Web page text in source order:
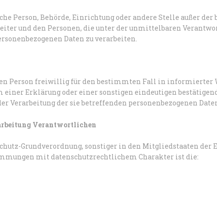
Person, Behörde, Einrichtung oder andere Stelle außer der
und den Personen, die unter der unmittelbaren
Daten zu verarbeiten.
Person freiwillig für den bestimmten Fall in informierter
einer Erklärung oder einer sonstigen eindeutigen
Verarbeitung der sie betreffenden personenbezogenen
Verantwortlichen
Grundverordnung, sonstiger in den Mitgliedstaaten der
mit datenschutzrechtlichem Charakter ist die: